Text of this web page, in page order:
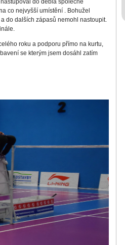
do debla společně
co nejvyšší umístění . Bohužel
do dalších zápasů nemohl nastoupit.
roku a podporu přímo na kurtu,
se kterým jsem dosáhl zatím